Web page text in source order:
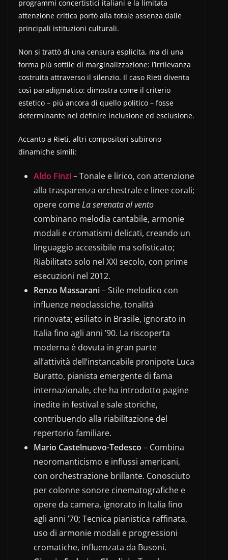
programmi concertistici italiani e la limitata
attenzione critica portò alla totale assenza dalle
principali istituzioni culturali.
Non si trattò di una censura esplicita, ma di una
forma più sottile di marginalizzazione: l’irrilevanza
costruita attraverso il silenzio. Il caso Rieti diventa
così paradigmatico: dimostra come il criterio
estetico – più ancora di quello politico – fosse
determinante nel definire inclusione ed esclusione.
Accanto a Rieti, altri compositori subirono
dinamiche simili:
Aldo Finzi– Tonale e lirico, con attenzione
alla trasparenza orchestrale e linee corali;
opere comeLa serenata al vento
combinano melodia cantabile, armonie
modali e cromatismi delicati, creando un
linguaggio accessibile ma sofisticato;
Riabilitato solo nel XXI secolo, con prime
esecuzioni nel 2012.
Renzo Massarani– Stile melodico con
influenze neoclassiche, tonalità
rinnovata; esiliato in Brasile, ignorato in
Italia fino agli anni ’90. La riscoperta
moderna è dovuta in gran parte
all’attività dell’instancabile pronipote Luca
Buratto, pianista emergente di fama
internazionale, che ha introdotto pagine
inedite in festival e sale storiche,
contribuendo alla riabilitazione del
repertorio familiare.
Mario Castelnuovo-Tedesco – Combina
neoromanticismo e influssi americani,
con orchestrazione brillante. Conosciuto
per colonne sonore cinematografiche e
opere da camera, ignorato in Italia fino
agli anni ’70; Tecnica pianistica raffinata,
uso di armonie modali e progressioni
cromatiche, influenzata da Busoni.